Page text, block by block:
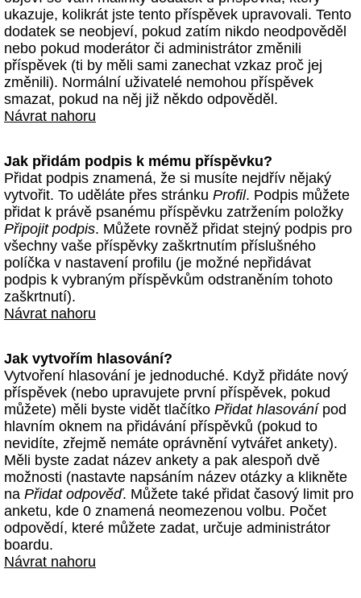
ukazuje, kolikrát jste tento příspěvek upravovali. Tento
dodatek se neobjeví, pokud zatím nikdo neodpověděl
nebo pokud moderátor či administrátor změnili
příspěvek (ti by měli sami zanechat vzkaz proč jej
změnili). Normální uživatelé nemohou příspěvek
smazat, pokud na něj již někdo odpověděl.
Návrat nahoru
Jak přidám podpis k mému příspěvku?
Přidat podpis znamená, že si musíte nejdřív nějaký
vytvořit. To uděláte přes stránku Profil. Podpis můžete
přidat k právě psanému příspěvku zatržením položky
Připojit podpis. Můžete rovněž přidat stejný podpis pro
všechny vaše příspěvky zaškrtnutím příslušného
políčka v nastavení profilu (je možné nepřidávat
podpis k vybraným příspěvkům odstraněním tohoto
zaškrtnutí).
Návrat nahoru
Jak vytvořím hlasování?
Vytvoření hlasování je jednoduché. Když přidáte nový
příspěvek (nebo upravujete první příspěvek, pokud
můžete) měli byste vidět tlačítko Přidat hlasovánípod
hlavním oknem na přidávání příspěvků (pokud to
nevidíte, zřejmě nemáte oprávnění vytvářet ankety).
Měli byste zadat název ankety a pak alespoň dvě
možnosti (nastavte napsáním název otázky a klikněte
na Přidat odpověď. Můžete také přidat časový limit pro
anketu, kde 0 znamená neomezenou volbu. Počet
odpovědí, které můžete zadat, určuje administrátor
boardu.
Návrat nahoru